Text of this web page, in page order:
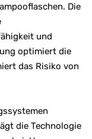
Die
und
optimiert die
das Risiko von
die Technologie